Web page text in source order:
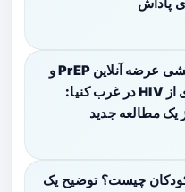
پاداش
ارزیابی هزینه‌اثربخشی عرضه آنلاین PrEP و
PEP برای پیشگیری از HIV در غرب کنیا:
یک مطالعه جدید
چیست؟ توضیح یک